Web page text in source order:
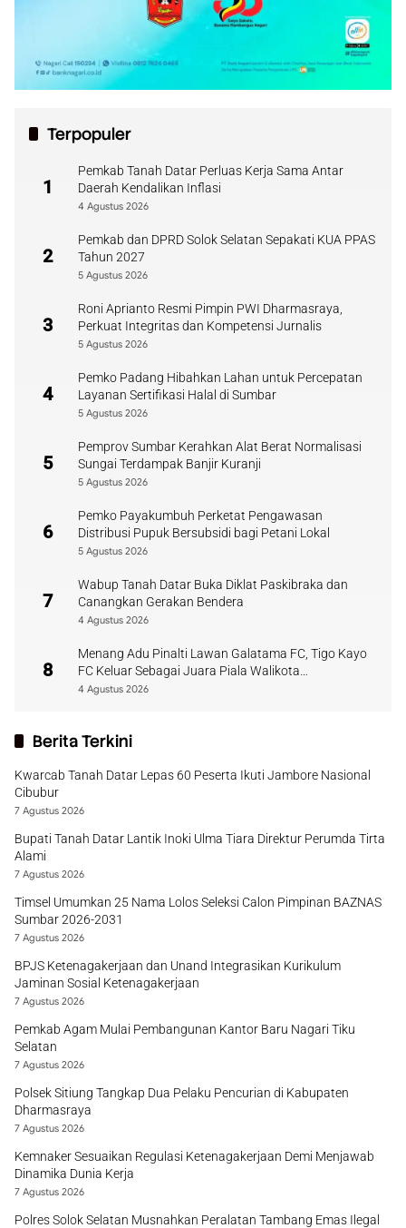
Terpopuler
1
Pemkab Tanah Datar Perluas Kerja Sama Antar
Daerah Kendalikan Inflasi
4 Agustus 2026
2
Pemkab dan DPRD Solok Selatan Sepakati KUA PPAS
Tahun 2027
5 Agustus 2026
3
Roni Aprianto Resmi Pimpin PWI Dharmasraya,
Perkuat Integritas dan Kompetensi Jurnalis
5 Agustus 2026
4
Pemko Padang Hibahkan Lahan untuk Percepatan
Layanan Sertifikasi Halal di Sumbar
5 Agustus 2026
5
Pemprov Sumbar Kerahkan Alat Berat Normalisasi
Sungai Terdampak Banjir Kuranji
5 Agustus 2026
6
Pemko Payakumbuh Perketat Pengawasan
Distribusi Pupuk Bersubsidi bagi Petani Lokal
5 Agustus 2026
7
Wabup Tanah Datar Buka Diklat Paskibraka dan
Canangkan Gerakan Bendera
4 Agustus 2026
8
Menang Adu Pinalti Lawan Galatama FC, Tigo Kayo
FC Keluar Sebagai Juara Piala Walikota
Payakumbuh
4 Agustus 2026
Berita Terkini
Kwarcab Tanah Datar Lepas 60 Peserta Ikuti Jambore Nasional
Cibubur
7 Agustus 2026
Bupati Tanah Datar Lantik Inoki Ulma Tiara Direktur Perumda Tirta
Alami
7 Agustus 2026
Timsel Umumkan 25 Nama Lolos Seleksi Calon Pimpinan BAZNAS
Sumbar 2026-2031
7 Agustus 2026
BPJS Ketenagakerjaan dan Unand Integrasikan Kurikulum
Jaminan Sosial Ketenagakerjaan
7 Agustus 2026
Pemkab Agam Mulai Pembangunan Kantor Baru Nagari Tiku
Selatan
7 Agustus 2026
Polsek Sitiung Tangkap Dua Pelaku Pencurian di Kabupaten
Dharmasraya
7 Agustus 2026
Kemnaker Sesuaikan Regulasi Ketenagakerjaan Demi Menjawab
Dinamika Dunia Kerja
7 Agustus 2026
Polres Solok Selatan Musnahkan Peralatan Tambang Emas Ilegal